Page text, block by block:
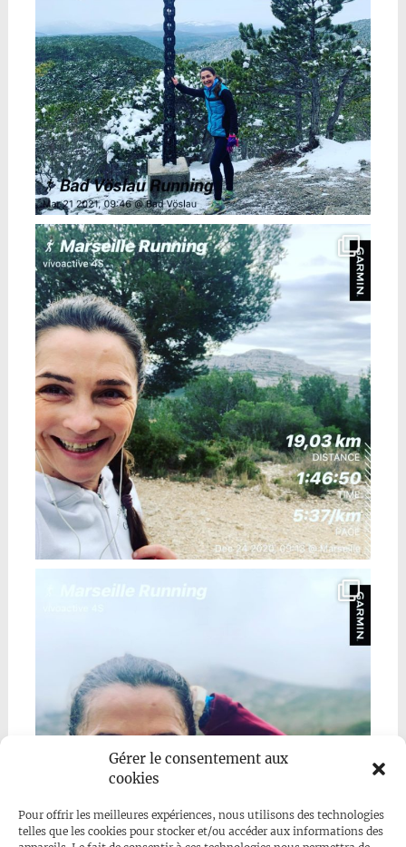
Gérer le consentement aux
cookies
Pour offrir les meilleures expériences, nous utilisons des technologies
telles que les cookies pour stocker et/ou accéder aux informations des